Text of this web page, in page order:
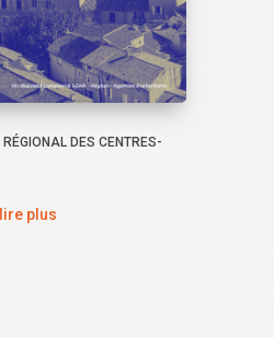
RÉGIONAL DES CENTRES-
lire plus